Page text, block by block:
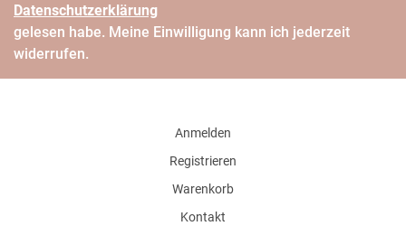
Daten­schutz­erklärung
gelesen habe. Meine Einwilligung kann ich jederzeit
widerrufen.
Anmelden
Registrieren
Warenkorb
Kontakt